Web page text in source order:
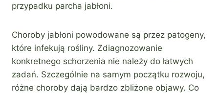
przypadku parcha jabłoni.
Choroby jabłoni powodowane są przez patogeny,
które infekują rośliny. Zdiagnozowanie
konkretnego schorzenia nie należy do łatwych
zadań. Szczególnie na samym początku rozwoju,
różne choroby dają bardzo zbliżone objawy. Co